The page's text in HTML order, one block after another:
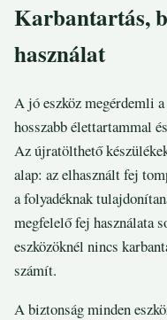
Karbantartás,
használat
A jó eszköz megérdemli
hosszabb élettartammal
Az újratölthető
alap: az elhasznált fej
a folyadéknak
megfelelő fej használata
eszközöknél nincs
számít.
A biztonság minden